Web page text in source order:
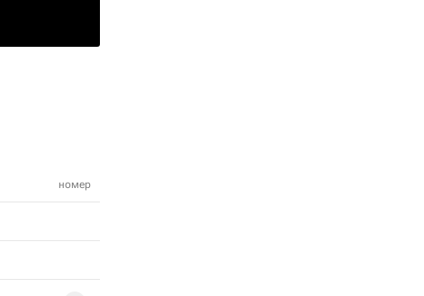
номер